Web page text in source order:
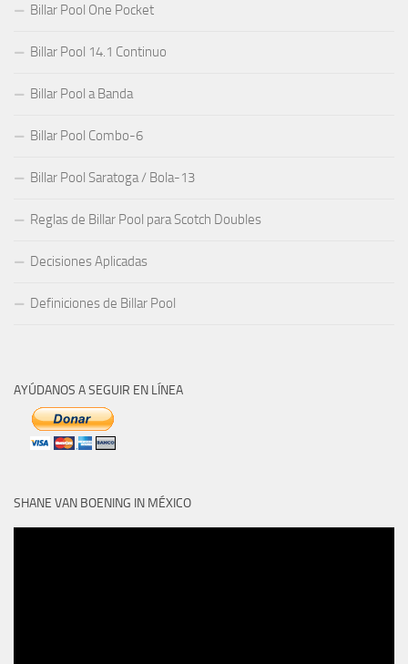
Billar Pool One Pocket
Billar Pool 14.1 Continuo
Billar Pool a Banda
Billar Pool Combo-6
Billar Pool Saratoga / Bola-13
Reglas de Billar Pool para Scotch Doubles
Decisiones Aplicadas
Definiciones de Billar Pool
AYÚDANOS A SEGUIR EN LÍNEA
SHANE VAN BOENING IN MÉXICO